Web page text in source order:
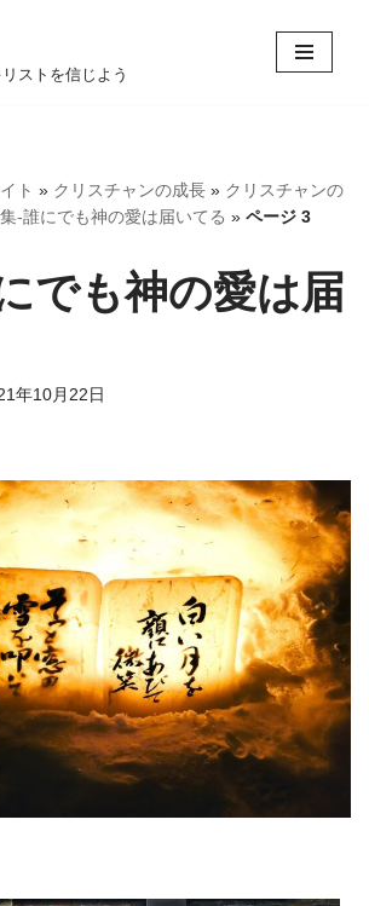
ストを信じよう
ト » クリスチャンの成長 » クリスチャンの
-誰にでも神の愛は届いてる » ページ 3
でも神の愛は届
年10月22日